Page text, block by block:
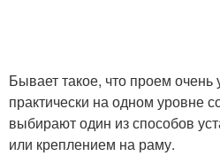
Бывает такое, что проем очень
практически на одном уровне
выбирают один из способов
или креплением на раму.